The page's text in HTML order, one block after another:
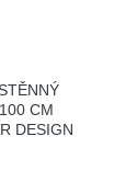
CM
DESIGN